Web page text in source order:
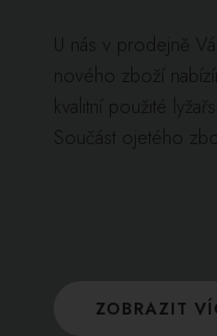
U nás v prodejně
nového zboží
kvalitní použité
Součást ojetého
ZOBRAZIT